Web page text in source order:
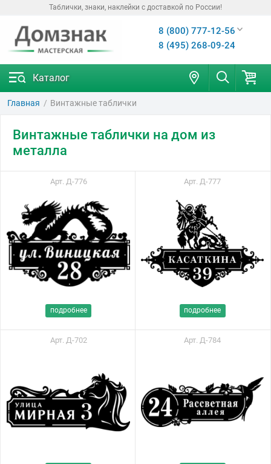
Таблички, знаки, наклейки с доставкой по России!
8 (800) 777-12-56
8 (495) 268-09-24
Каталог
Главная Винтажные таблички
Винтажные таблички на дом из
металла
Арт. Д-776
подробнее
Арт. Д-777
подробнее
Арт. Д-702 Арт. Д-784